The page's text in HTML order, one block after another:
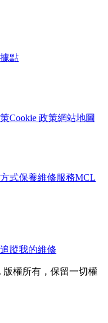
點
Cookie 政策網站地圖
式保養維修服務MCL
追蹤我的維修
版權所有，保留一切權